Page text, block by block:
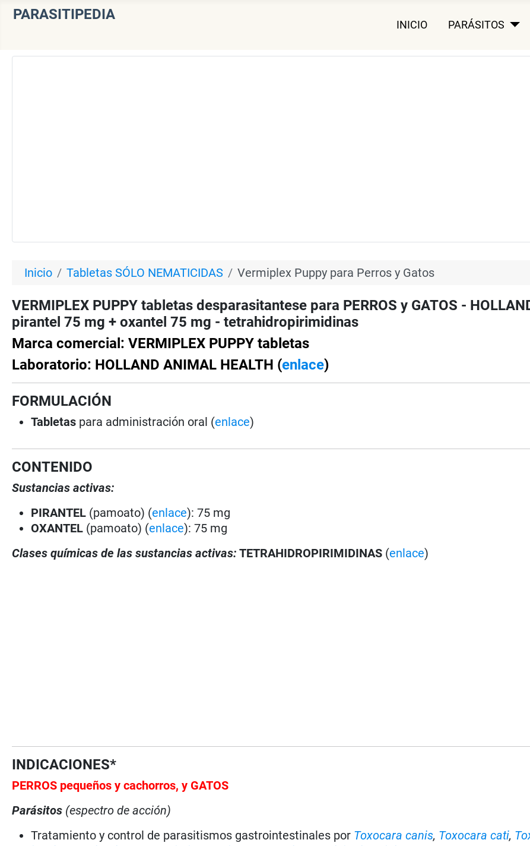
PARASITIPEDIA
INICIO PARÁSITOS
Inicio Tabletas SÓLO NEMATICIDAS Vermiplex Puppy para Perros y Gatos
VERMIPLEX PUPPY tabletas desparasitantese para PERROS y GATOS -
pirantel 75 mg + oxantel 75 mg - tetrahidropirimidinas
Marca comercial: VERMIPLEX PUPPY tabletas
Laboratorio: HOLLAND ANIMAL HEALTH (enlace)
FORMULACIÓN
Tabletas para administración oral (enlace)
CONTENIDO
Sustancias activas:
PIRANTEL (pamoato) (enlace): 75 mg
OXANTEL (pamoato) (enlace): 75 mg
Clases químicas de las sustancias activas: TETRAHIDROPIRIMIDINAS (enlace)
INDICACIONES*
PERROS pequeños y cachorros, y GATOS
Parásitos (espectro de acción)
Tratamiento y control de parasitismos gastrointestinales por Toxocara canis, Toxocara cati,